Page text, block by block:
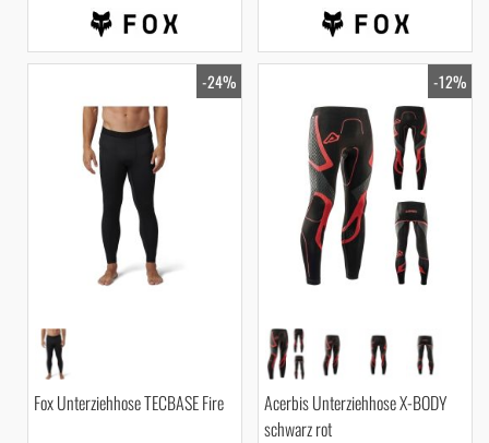
-24%
Fox Unterziehhose TECBASE Fire
-12%
Acerbis Unterziehhose X-BODY
schwarz rot